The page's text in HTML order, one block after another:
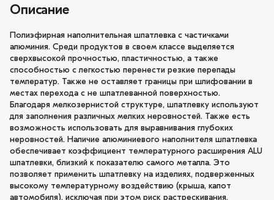
Описание
Полиэфирная наполнительная шпатлевка с частичками
алюминия. Среди продуктов в своем классе выделяется
сверхвысокой прочностью, пластичностью, а также
способностью с легкостью перенести резкие перепады
температур. Также не оставляет границы при шлифовании в
местах перехода с не шпатлеванной поверхностью.
Благодаря мелкозернистой структуре, шпатлевку используют
для заполнения различных мелких неровностей. Также есть
возможность использовать для выравнивания глубоких
неровностей. Наличие алюминиевого наполнителя шпатлевка
обеспечивает коэффициент температурного расширения ALU
шпатлевки, близкий к показателю самого металла. Это
позволяет применить шпатлевку на изделиях, подверженных
высокому температурному воздействию (крыша, капот
автомобиля), исключая при этом риск растрескивания.